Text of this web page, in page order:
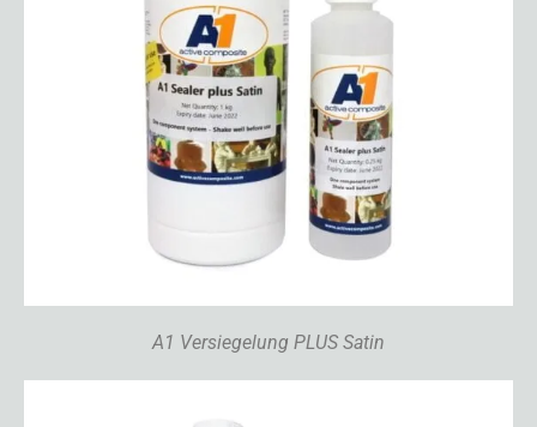
A1 Versiegelung PLUS Satin